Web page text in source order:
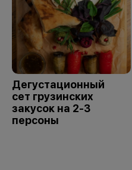
Дегустационный
сет грузинских
закусок на 2-3
персоны